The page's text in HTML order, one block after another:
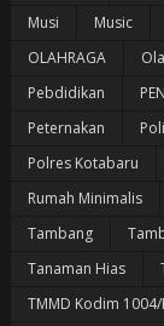
Musi
Music
OLAHRAGA
Pebdidikan
Peternakan
Polres Kotabaru
Rumah Minimalis
Tambang
Tanaman Hias
TMMD Kodim